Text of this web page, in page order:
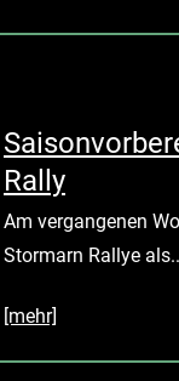
Rally
Am vergangenen
Stormarn Rallye
[mehr]